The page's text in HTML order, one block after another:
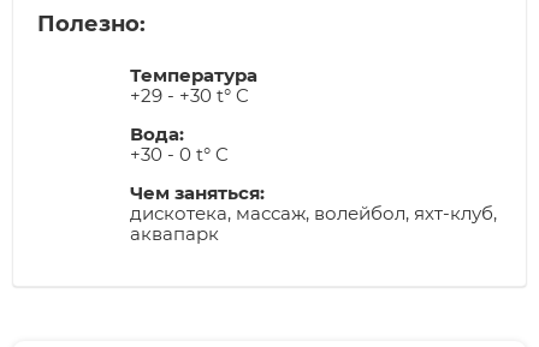
Полезно:
Температура
+29 - +30 t° C
Вода:
+30 - 0 t° C
Чем заняться:
дискотека, массаж, волейбол, яхт-клуб,
аквапарк